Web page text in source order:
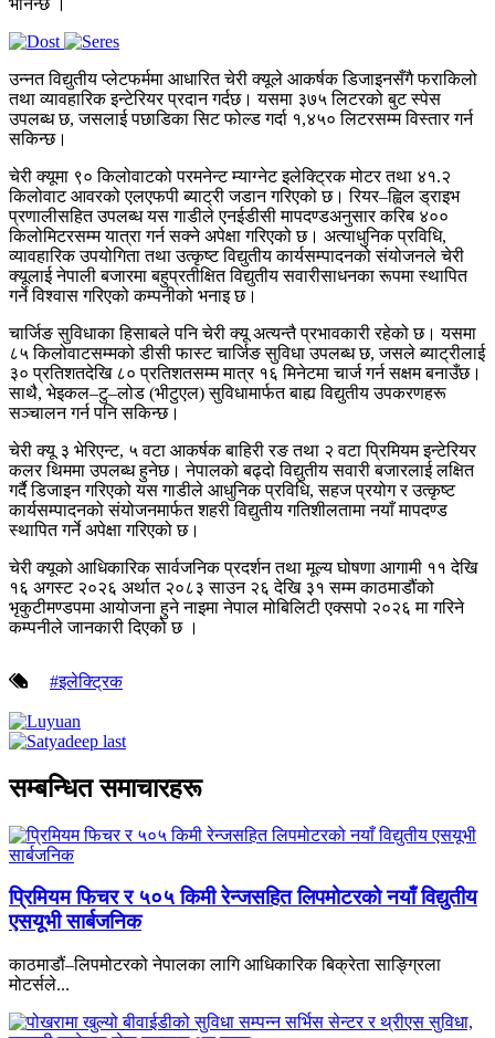
उन्नत विद्युतीय प्लेटफर्ममा आधारित चेरी क्यूले आकर्षक डिजाइनसँगै फराकिलो
तथा व्यावहारिक इन्टेरियर प्रदान गर्दछ। यसमा ३७५ लिटरको बुट स्पेस
उपलब्ध छ, जसलाई पछाडिका सिट फोल्ड गर्दा १,४५० लिटरसम्म विस्तार गर्न
सकिन्छ।
चेरी क्यूमा ९० किलोवाटको परमनेन्ट म्याग्नेट इलेक्ट्रिक मोटर तथा ४१.२
किलोवाट आवरको एलएफपी ब्याट्री जडान गरिएको छ। रियर–ह्विल ड्राइभ
प्रणालीसहित उपलब्ध यस गाडीले एनईडीसी मापदण्डअनुसार करिब ४००
किलोमिटरसम्म यात्रा गर्न सक्ने अपेक्षा गरिएको छ। अत्याधुनिक प्रविधि,
व्यावहारिक उपयोगिता तथा उत्कृष्ट विद्युतीय कार्यसम्पादनको संयोजनले चेरी
क्यूलाई नेपाली बजारमा बहुप्रतीक्षित विद्युतीय सवारीसाधनका रूपमा स्थापित
गर्ने विश्वास गरिएको कम्पनीको भनाइ छ।
चार्जिङ सुविधाका हिसाबले पनि चेरी क्यू अत्यन्तै प्रभावकारी रहेको छ। यसमा
८५ किलोवाटसम्मको डीसी फास्ट चार्जिङ सुविधा उपलब्ध छ, जसले ब्याट्रीलाई
३० प्रतिशतदेखि ८० प्रतिशतसम्म मात्र १६ मिनेटमा चार्ज गर्न सक्षम बनाउँछ।
साथै, भेइकल–टु–लोड (भीटुएल) सुविधामार्फत बाह्य विद्युतीय उपकरणहरू
सञ्चालन गर्न पनि सकिन्छ।
चेरी क्यू ३ भेरिएन्ट, ५ वटा आकर्षक बाहिरी रङ तथा २ वटा प्रिमियम इन्टेरियर
कलर थिममा उपलब्ध हुनेछ। नेपालको बढ्दो विद्युतीय सवारी बजारलाई लक्षित
गर्दै डिजाइन गरिएको यस गाडीले आधुनिक प्रविधि, सहज प्रयोग र उत्कृष्ट
कार्यसम्पादनको संयोजनमार्फत शहरी विद्युतीय गतिशीलतामा नयाँ मापदण्ड
स्थापित गर्ने अपेक्षा गरिएको छ।
चेरी क्यूको आधिकारिक सार्वजनिक प्रदर्शन तथा मूल्य घोषणा आगामी ११ देखि
१६ अगस्ट २०२६ अर्थात २०८३ साउन २६ देखि ३१ सम्म काठमाडौंको
भृकुटीमण्डपमा आयोजना हुने नाइमा नेपाल मोबिलिटी एक्सपो २०२६ मा गरिने
कम्पनीले जानकारी दिएको छ ।
#इलेक्ट्रिक
सम्बन्धित समाचारहरू
प्रिमियम फिचर र ५०५ किमी रेन्जसहित लिपमोटरको नयाँ विद्युतीय
एसयूभी सार्बजनिक
काठमाडौं–लिपमोटरको नेपालका लागि आधिकारिक बिक्रेता साङ्ग्रिला
मोटर्सले...